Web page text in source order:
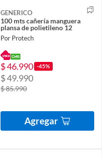
GENERICO
100 mts cañería manguera
plansa de polietileno 12
Por Protech
$ 46.990 -45%
$ 49.990
$ 85.990
Agregar